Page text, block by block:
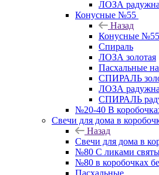
ЛОЗА
Конусные №55
Назад
Конусные №55
Спираль
ЛОЗА золотая
Пасхальные
СПИРАЛЬ
ЛОЗА
СПИРАЛЬ
№20-40 В
Свечи для дома в
Назад
Свечи для дома в
№80 С ликами
№80 в коробочках
Пасхальные